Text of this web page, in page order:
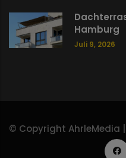
Hamburg
Juli 9, 2026
© Copyright AhrleMedia |